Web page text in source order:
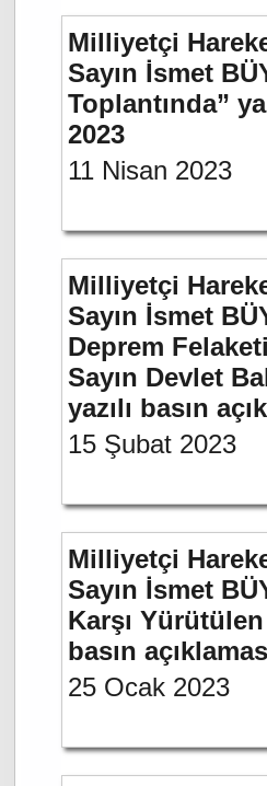
Milliyetçi
Sayın İsmet
Toplantında”
2023
11 Nisan 2023
Milliyetçi
Sayın İsmet
Deprem
Sayın Devlet
yazılı basın
15 Şubat 2023
Milliyetçi
Sayın İsmet
Karşı Yürütülen
basın
25 Ocak 2023